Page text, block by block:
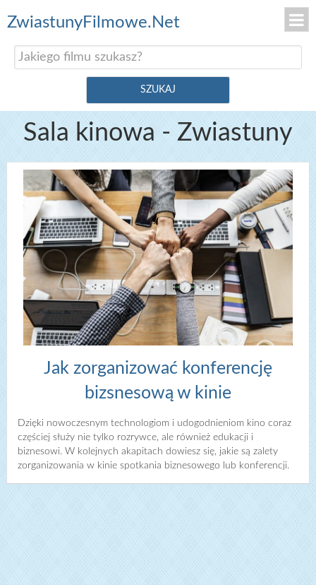
ZwiastunyFilmowe.Net
Sala kinowa - Zwiastuny
Jak zorganizować konferencję
bizsnesową w kinie
Dzięki nowoczesnym technologiom i udogodnieniom kino coraz
częściej służy nie tylko rozrywce, ale również edukacji i
biznesowi. W kolejnych akapitach dowiesz się, jakie są zalety
zorganizowania w kinie spotkania biznesowego lub konferencji.